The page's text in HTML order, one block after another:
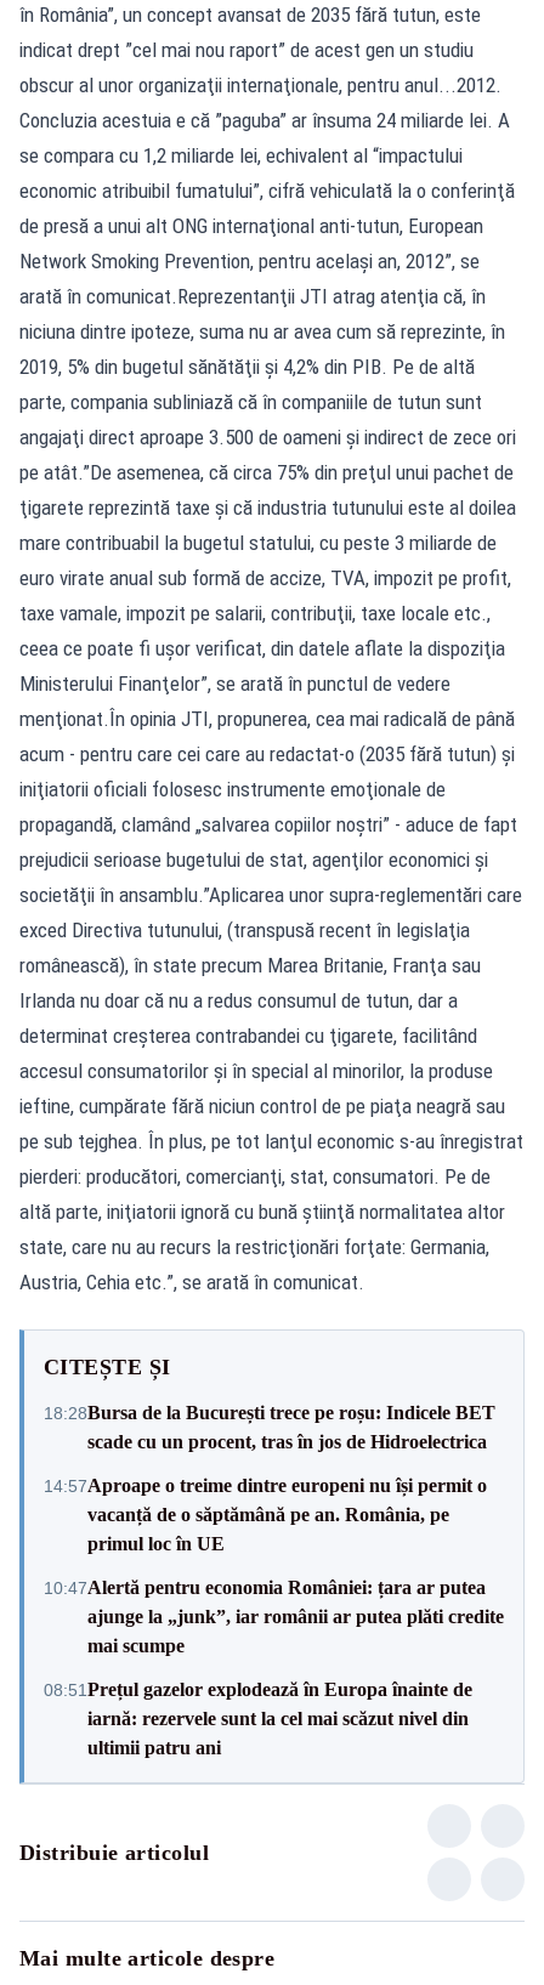
în România”, un concept avansat de 2035 fără tutun, este
indicat drept ”cel mai nou raport” de acest gen un studiu
obscur al unor organizaţii internaţionale, pentru anul...2012.
Concluzia acestuia e că ”paguba” ar însuma 24 miliarde lei. A
se compara cu 1,2 miliarde lei, echivalent al “impactului
economic atribuibil fumatului”, cifră vehiculată la o conferinţă
de presă a unui alt ONG internaţional anti-tutun, European
Network Smoking Prevention, pentru acelaşi an, 2012”, se
arată în comunicat.Reprezentanţii JTI atrag atenţia că, în
niciuna dintre ipoteze, suma nu ar avea cum să reprezinte, în
2019, 5% din bugetul sănătăţii şi 4,2% din PIB. Pe de altă
parte, compania subliniază că în companiile de tutun sunt
angajaţi direct aproape 3.500 de oameni şi indirect de zece ori
pe atât.”De asemenea, că circa 75% din preţul unui pachet de
ţigarete reprezintă taxe şi că industria tutunului este al doilea
mare contribuabil la bugetul statului, cu peste 3 miliarde de
euro virate anual sub formă de accize, TVA, impozit pe profit,
taxe vamale, impozit pe salarii, contribuţii, taxe locale etc.,
ceea ce poate fi uşor verificat, din datele aflate la dispoziţia
Ministerului Finanţelor”, se arată în punctul de vedere
menţionat.În opinia JTI, propunerea, cea mai radicală de până
acum - pentru care cei care au redactat-o (2035 fără tutun) şi
iniţiatorii oficiali folosesc instrumente emoţionale de
propagandă, clamând „salvarea copiilor noştri” - aduce de fapt
prejudicii serioase bugetului de stat, agenţilor economici şi
societăţii în ansamblu.”Aplicarea unor supra-reglementări care
exced Directiva tutunului, (transpusă recent în legislaţia
românească), în state precum Marea Britanie, Franţa sau
Irlanda nu doar că nu a redus consumul de tutun, dar a
determinat creşterea contrabandei cu ţigarete, facilitând
accesul consumatorilor şi în special al minorilor, la produse
ieftine, cumpărate fără niciun control de pe piaţa neagră sau
pe sub tejghea. În plus, pe tot lanţul economic s-au înregistrat
pierderi: producători, comercianţi, stat, consumatori. Pe de
altă parte, iniţiatorii ignoră cu bună ştiinţă normalitatea altor
state, care nu au recurs la restricţionări forţate: Germania,
Austria, Cehia etc.”, se arată în comunicat.
CITEȘTE ȘI
18:28Bursa de la București trece pe roșu: Indicele BET
scade cu un procent, tras în jos de Hidroelectrica
14:57Aproape o treime dintre europeni nu își permit o
vacanță de o săptămână pe an. România, pe
primul loc în UE
10:47Alertă pentru economia României: țara ar putea
ajunge la „junk”, iar românii ar putea plăti credite
mai scumpe
08:51Prețul gazelor explodează în Europa înainte de
iarnă: rezervele sunt la cel mai scăzut nivel din
ultimii patru ani
Distribuie articolul
Mai multe articole despre